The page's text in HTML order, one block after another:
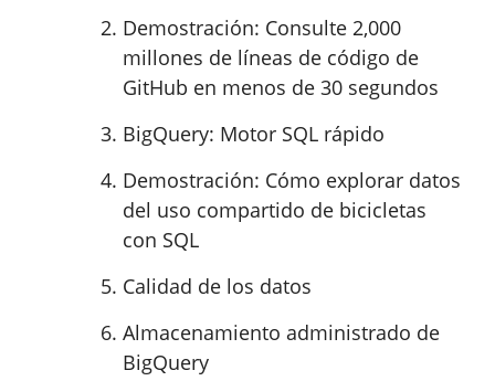
Demostración: Consulte 2,000
millones de líneas de código de
GitHub en menos de 30 segundos
BigQuery: Motor SQL rápido
Demostración: Cómo explorar datos
del uso compartido de bicicletas
con SQL
Calidad de los datos
Almacenamiento administrado de
BigQuery